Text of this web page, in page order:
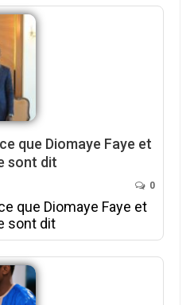
que Diomaye Faye et
sont dit
0
que Diomaye Faye et
sont dit